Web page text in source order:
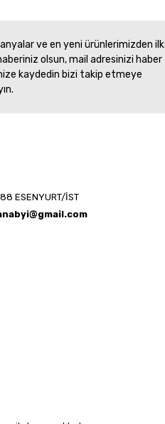
ve en yeni ürünlerimizden ilk
olsun, mail adresinizi haber
kaydedin bizi takip etmeye
ESENYURT/İST